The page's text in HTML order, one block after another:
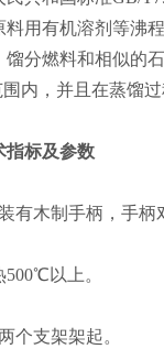
用有机溶剂等沸
分燃料和相似的
内，并且在蒸馏
指标及参数
有木制手柄，手
以上。
个支架架起。